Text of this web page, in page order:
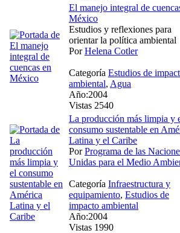
El manejo integral de
México
Estudios y reflexiones para
orientar la política ambiental
PorHelena Cotler
Categoría Estudios de
ambiental, Agua
Año:2004
Vistas 2540
La producción más limpia y
consumo sustentable en
Latina y el Caribe
PorPrograma de las
Unidas para el Medio
Categoría Infraestructura y
equipamiento, Estudios de
impacto ambiental
Año:2004
Vistas 1990